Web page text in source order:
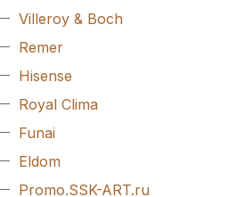
Villeroy & Boch
Remer
Hisense
Royal Clima
Funai
Eldom
Promo.SSK-ART.ru